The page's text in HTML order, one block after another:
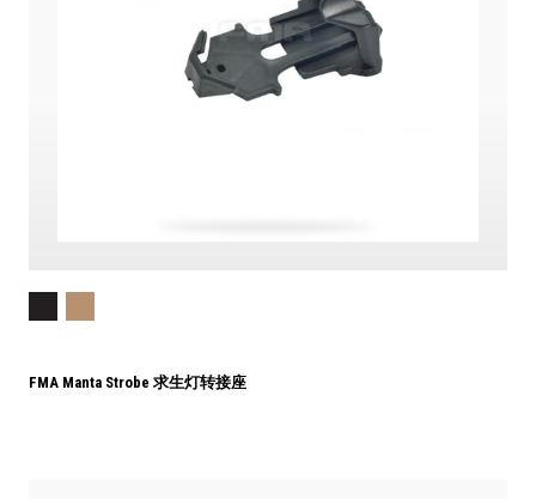
FMA Manta Strobe 求生灯转接座